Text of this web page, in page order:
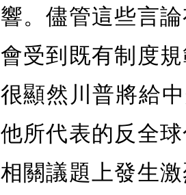
響。儘管這些言
會受到既有制度
很顯然川普將給
他所代表的反全
相關議題上發生